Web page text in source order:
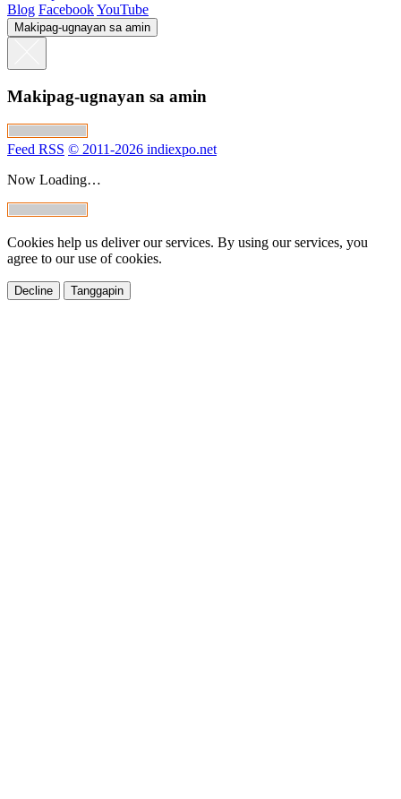
Blog FacebookYouTube
Makipag-ugnayan sa amin
Makipag-ugnayan sa amin
Feed RSS © 2011-2026 indiexpo.net
Now Loading…
Cookies help us deliver our services. By using our services, you
agree to our use of cookies.
Decline Tanggapin